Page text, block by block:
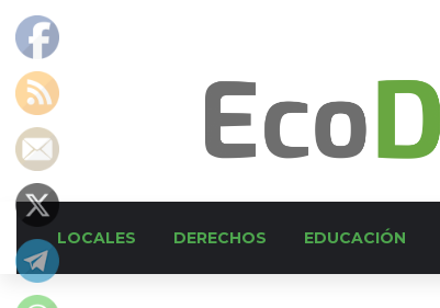
LOCALES DERECHOS EDUCACIÓN